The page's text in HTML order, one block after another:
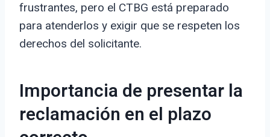
frustrantes, pero el CTBG está preparado
para atenderlos y exigir que se respeten los
derechos del solicitante.
Importancia de presentar la
reclamación en el plazo